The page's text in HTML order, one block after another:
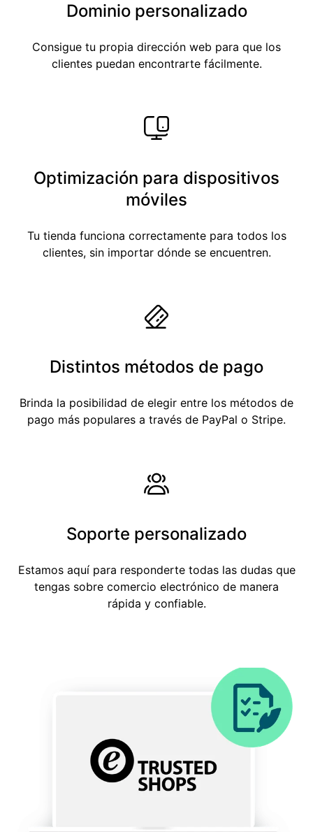
Dominio personalizado
Consigue tu propia dirección web para que los
clientes puedan encontrarte fácilmente.
Optimización para dispositivos
móviles
Tu tienda funciona correctamente para todos los
clientes, sin importar dónde se encuentren.
Distintos métodos de pago
Brinda la posibilidad de elegir entre los métodos de
pago más populares a través de PayPal o Stripe.
Soporte personalizado
Estamos aquí para responderte todas las dudas que
tengas sobre comercio electrónico de manera
rápida y confiable.